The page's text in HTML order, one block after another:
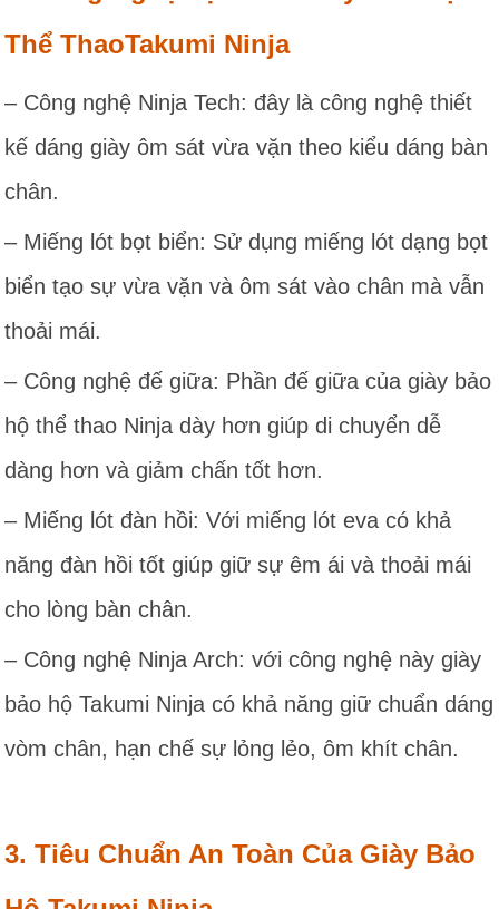
Thể ThaoTakumi Ninja
– Công nghệ Ninja Tech: đây là công nghệ thiết
kế dáng giày ôm sát vừa vặn theo kiểu dáng bàn
chân.
– Miếng lót bọt biển: Sử dụng miếng lót dạng bọt
biển tạo sự vừa vặn và ôm sát vào chân mà vẫn
thoải mái.
– Công nghệ đế giữa: Phần đế giữa của giày bảo
hộ thể thao Ninja dày hơn giúp di chuyển dễ
dàng hơn và giảm chấn tốt hơn.
– Miếng lót đàn hồi: Với miếng lót eva có khả
năng đàn hồi tốt giúp giữ sự êm ái và thoải mái
cho lòng bàn chân.
– Công nghệ Ninja Arch: với công nghệ này giày
bảo hộ Takumi Ninja có khả năng giữ chuẩn dáng
vòm chân, hạn chế sự lỏng lẻo, ôm khít chân.
3. Tiêu Chuẩn An Toàn Của Giày Bảo